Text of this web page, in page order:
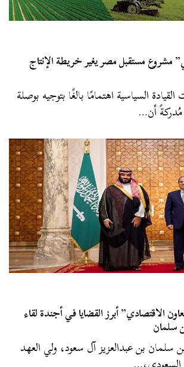
مشروع مستقبل مصر يغير خريطة الإنتاج
أبدت القيادة السياسية اهتمامًا بالغًا بتوجيه بوصلة
مُدركةً أن…
الاقتصادي” أبرز القضايا في أجندة لقاء
سلمان
بن عبدالعزيز آل سعود، ولي العهد